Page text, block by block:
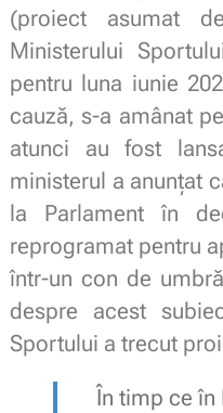
(proiect asumat
Ministerului
pentru luna iunie
cauză, s-a amânat
atunci au fost
ministerul a anunțat
la Parlament în
reprogramat pentru
într-un con de
despre acest
Sportului a trecut
În timp ce în